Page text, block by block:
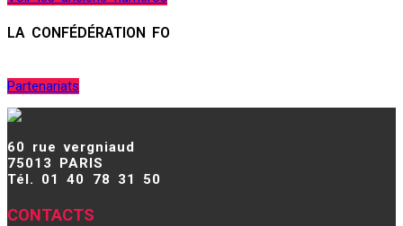
LA CONFÉDÉRATION FO
Partenariats
60 rue vergniaud
75013 PARIS
Tél. 01 40 78 31 50
CONTACTS